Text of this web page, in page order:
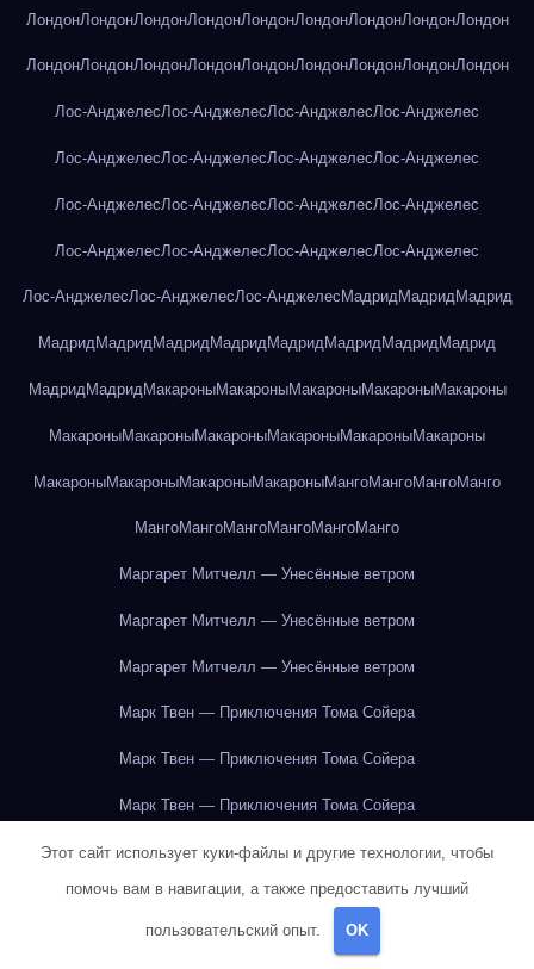
ЛондонЛондонЛондонЛондонЛондонЛондонЛондонЛондонЛондон
ЛондонЛондонЛондонЛондонЛондонЛондонЛондонЛондонЛондон
Лос-АнджелесЛос-АнджелесЛос-АнджелесЛос-Анджелес
Лос-АнджелесЛос-АнджелесЛос-АнджелесЛос-Анджелес
Лос-АнджелесЛос-АнджелесЛос-АнджелесЛос-Анджелес
Лос-АнджелесЛос-АнджелесЛос-АнджелесЛос-Анджелес
Лос-АнджелесЛос-АнджелесЛос-Анджелес МадридМадридМадрид
МадридМадридМадридМадридМадридМадридМадридМадрид
Мадрид Мадрид МакароныМакароныМакароныМакароныМакароны
МакароныМакароныМакароныМакароныМакароныМакароны
МакароныМакароныМакароныМакароныМангоМангоМангоМанго
МангоМангоМангоМангоМангоМанго
Маргарет Митчелл — Унесённые ветром
Маргарет Митчелл — Унесённые ветром
Маргарет Митчелл — Унесённые ветром
Марк Твен — Приключения Тома Сойера
Марк Твен — Приключения Тома Сойера
Марк Твен — Приключения Тома Сойера
Марк Твен — Приключения Тома Сойера
Марк Твен — Приключения Тома Сойера
Этот сайт использует куки-файлы и другие технологии, чтобы
помочь вам в навигации, а также предоставить лучший
пользовательский опыт. OK